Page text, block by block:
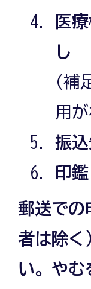
医
し
(補
用
振
印鑑
郵送での
者は除く
い。やむ